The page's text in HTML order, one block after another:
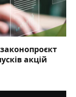
акцій